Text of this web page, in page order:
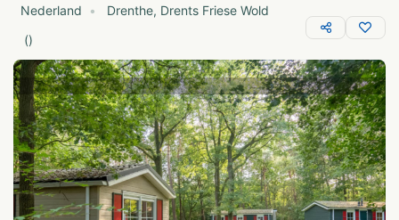
Nederland Drenthe, Drents Friese Wold
()